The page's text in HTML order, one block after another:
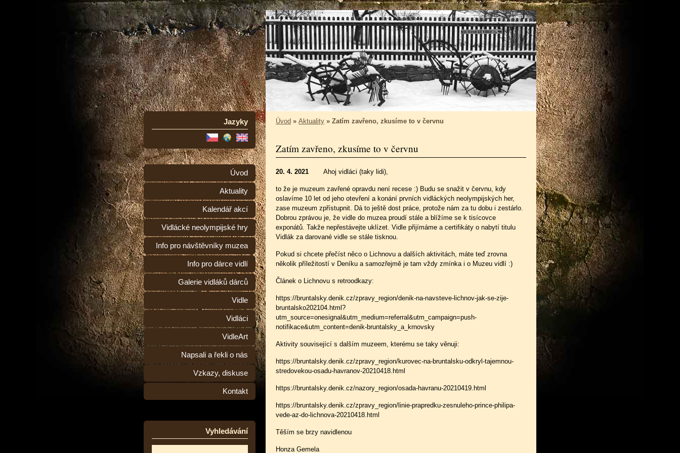
Jazyky
Úvod
Aktuality
Kalendář akcí
Vidlácké neolympijské hry
Info pro návštěvníky muzea
Info pro dárce vidlí
Galerie vidláků dárců
Vidle
Vidláci
VidleArt
Napsali a řekli o nás
Vzkazy, diskuse
Kontakt
Vyhledávání
Úvod » Aktuality » Zatím zavřeno, zkusíme to v červnu
Zatím zavřeno, zkusíme to v červnu
20. 4. 2021 Ahoj vidláci (taky lidi),
to že je muzeum zavřené opravdu není recese :) Budu se snažit v červnu, kdy
oslavíme 10 let od jeho otevření a konání prvních vidláckých neolympijských her,
zase muzeum zpřístupnit. Dá to ještě dost práce, protože nám za tu dobu i zestárlo.
Dobrou zprávou je, že vidle do muzea proudí stále a blížíme se k tisícovce
exponátů. Takže nepřestávejte uklízet. Vidle přijímáme a certifikáty o nabytí titulu
Vidlák za darované vidle se stále tisknou.
Pokud si chcete přečíst něco o Lichnovu a dalších aktivitách, máte teď zrovna
několik příležitostí v Deníku a samozřejmě je tam vždy zmínka i o Muzeu vidlí :)
Článek o Lichnovu s retroodkazy:
https://bruntalsky.denik.cz/zpravy_region/denik-na-navsteve-lichnov-jak-se-zije-
bruntalsko202104.html?
utm_source=onesignal&utm_medium=referral&utm_campaign=push-
notifikace&utm_content=denik-bruntalsky_a_krnovsky
Aktivity související s dalším muzeem, kterému se taky věnuji:
https://bruntalsky.denik.cz/zpravy_region/kurovec-na-bruntalsku-odkryl-tajemnou-
stredovekou-osadu-havranov-20210418.html
https://bruntalsky.denik.cz/nazory_region/osada-havranu-20210419.html
https://bruntalsky.denik.cz/zpravy_region/linie-prapredku-zesnuleho-prince-philipa-
vede-az-do-lichnova-20210418.html
Těším se brzy navidlenou
Honza Gemela